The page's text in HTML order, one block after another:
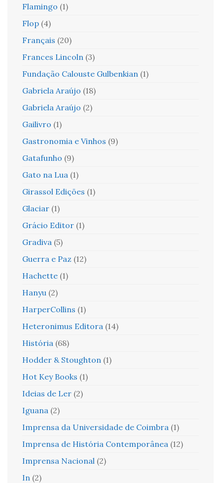
Flamingo (1)
Flop (4)
Français (20)
Frances Lincoln (3)
Fundação Calouste Gulbenkian (1)
Gabriela Araújo (18)
Gabriela Araújo (2)
Gailivro (1)
Gastronomia e Vinhos (9)
Gatafunho (9)
Gato na Lua (1)
Girassol Edições (1)
Glaciar (1)
Grácio Editor (1)
Gradiva (5)
Guerra e Paz (12)
Hachette (1)
Hanyu (2)
HarperCollins (1)
Heteronimus Editora (14)
História (68)
Hodder & Stoughton (1)
Hot Key Books (1)
Ideias de Ler (2)
Iguana (2)
Imprensa da Universidade de Coimbra (1)
Imprensa de História Contemporânea (12)
Imprensa Nacional (2)
In (2)